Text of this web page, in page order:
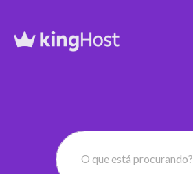
O que está procurando?